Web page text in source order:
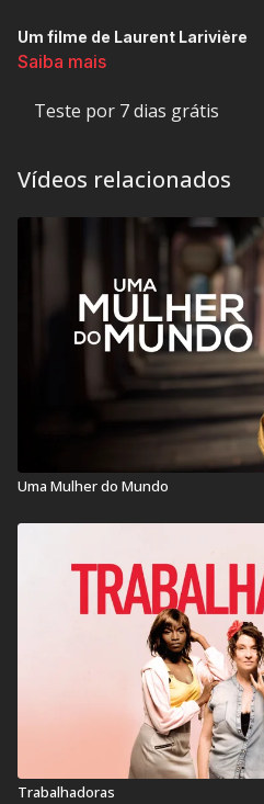
Um filme de Laurent Larivière
Sandrine, 30 anos, é forçada a
aceita trabalhar com seu tio em
revelando o centro de uma rede
mundo dominado por homens, e
poderia fornecer-lhe a
bons soldados param de acatar
Classificação Indicativa: 14 anos
Contém: Conteúdo Adulto,
Je suis un soldat
Duração:96 min
França, Bélgica
Saiba mais
Teste por 7 dias grátis
Vídeos relacionados
Uma Mulher do Mundo
Trabalhadoras